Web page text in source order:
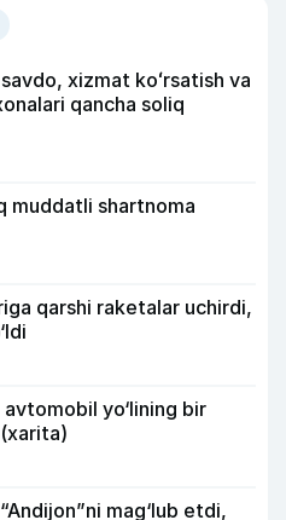
xizmat koʻrsatish va
qancha soliq
muddatli shartnoma
qarshi raketalar uchirdi,
yo‘lining bir
mag‘lub etdi,